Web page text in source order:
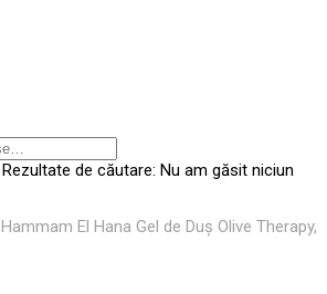
Rezultate de căutare: Nu am găsit niciun
El Hana Gel de Duș Olive Therapy,